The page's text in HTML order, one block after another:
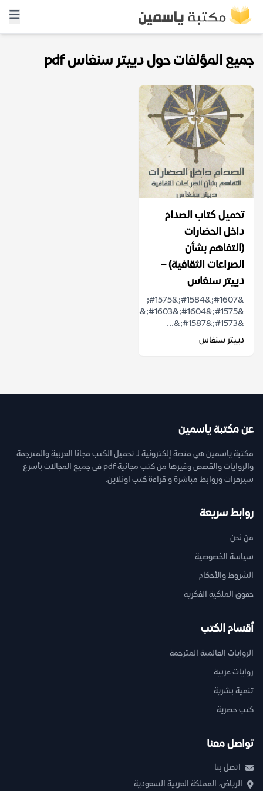
جميع المؤلفات حول دييتر سنغاس pdf
تحميل كتاب الصدام
داخل الحضارات
(التفاهم بشأن
الصراعات الثقافية) –
دييتر سنغاس
&#1607;&#1584;&#1575;
&#1573;&#1587;&...
دييتر سنغاس
عن مكتبة ياسمين
مكتبة ياسمين هي منصة إلكترونية لـ تحميل الكتب مجانا العربية والمترجمة
والروايات والقصص وغيرها من كتب مجانية pdf فى جميع المجالات بأسرع
سيرفرات وروابط مباشرة و قراءة كتب اونلاين.
روابط سريعة
من نحن
سياسة الخصوصية
الشروط والأحكام
حقوق الملكية الفكرية
أقسام الكتب
الروايات العالمية المترجمة
روايات عربية
تنمية بشرية
كتب حصرية
تواصل معنا
اتصل بنا
الرياض، المملكة العربية السعودية